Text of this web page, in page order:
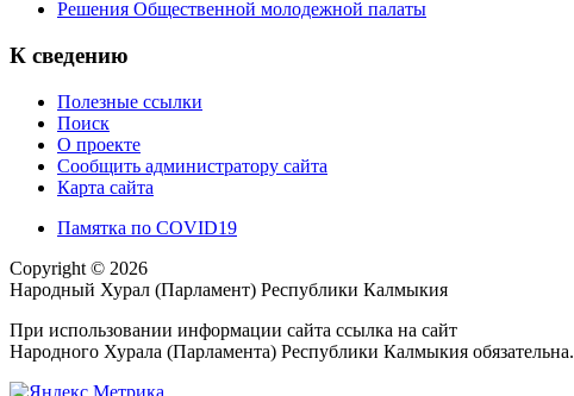
Решения Общественной молодежной палаты
К сведению
Полезные ссылки
Поиск
О проекте
Сообщить администратору сайта
Карта сайта
Памятка по COVID19
Copyright © 2026
Народный Хурал (Парламент) Республики Калмыкия
При использовании информации сайта ссылка на сайт
Народного Хурала (Парламента) Республики Калмыкия обязательна.